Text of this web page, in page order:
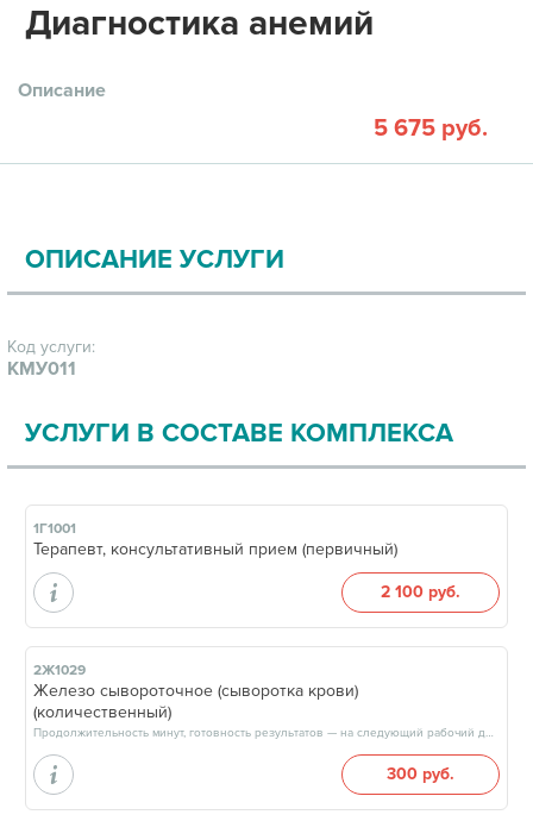
ПРАВОВАЯ ИНФОРМАЦИЯ
Диагностика анемий
Описание
5 675 руб.
ОПИСАНИЕ УСЛУГИ
Код услуги:
КМУ011
УСЛУГИ В СОСТАВЕ КОМПЛЕКСА
1Г1001
Терапевт, консультативный прием (первичный)
2 100 руб.
2Ж1029
Железо сывороточное (сыворотка крови)
(количественный)
Продолжительность минут, готовность результатов — на следующий рабочий день, после 15:00
300 руб.